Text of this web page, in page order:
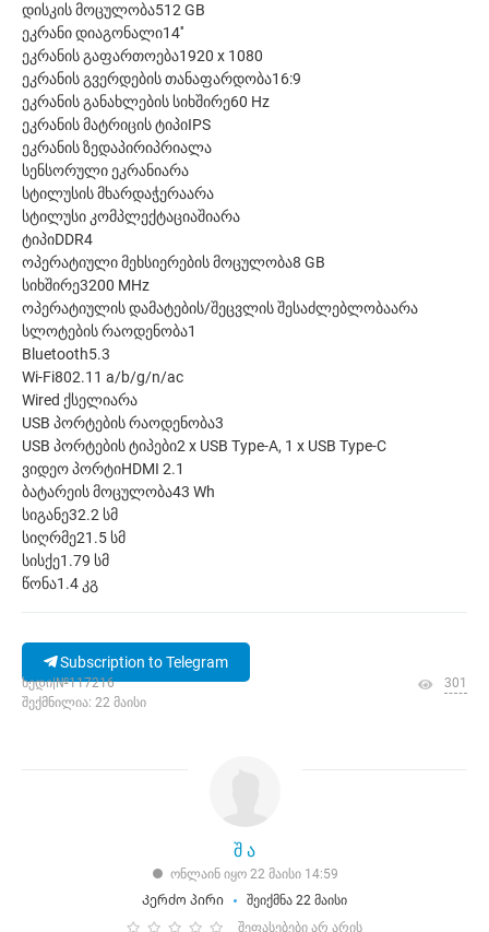
დისკის მოცულობა512 GB
ეკრანი დიაგონალი14''
ეკრანის გაფართოება1920 x 1080
ეკრანის გვერდების თანაფარდობა16:9
ეკრანის განახლების სიხშირე60 Hz
ეკრანის მატრიცის ტიპიIPS
ეკრანის ზედაპირიპრიალა
სენსორული ეკრანიარა
სტილუსის მხარდაჭერაარა
სტილუსი კომპლექტაციაშიარა
ტიპიDDR4
ოპერატიული მეხსიერების მოცულობა8 GB
სიხშირე3200 MHz
ოპერატიულის დამატების/შეცვლის შესაძლებლობაარა
სლოტების რაოდენობა1
Bluetooth5.3
Wi-Fi802.11 a/b/g/n/ac
Wired ქსელიარა
USB პორტების რაოდენობა3
USB პორტების ტიპები2 x USB Type-A, 1 x USB Type-C
ვიდეო პორტიHDMI 2.1
ბატარეის მოცულობა43 Wh
სიგანე32.2 სმ
სიღრმე21.5 სმ
სისქე1.79 სმ
წონა1.4 კგ
Subscription to Telegram
ხედი|№117216
შექმნილია: 22 მაისი
301
შ ა
ონლაინ იყო 22 მაისი 14:59
Კერძო პირი
შეიქმნა 22 მაისი
შეფასებები არ არის